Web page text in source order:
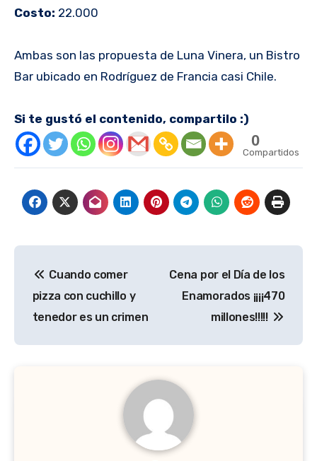
Costo: 22.000
Ambas son las propuesta de Luna Vinera, un Bistro
Bar ubicado en Rodríguez de Francia casi Chile.
Si te gustó el contenido, compartilo :)
0
Compartidos
de
entradas
Cuando comer
pizza con cuchillo y
tenedor es un crimen
Cena por el Día de los
Enamorados ¡¡¡¡470
millones!!!!!